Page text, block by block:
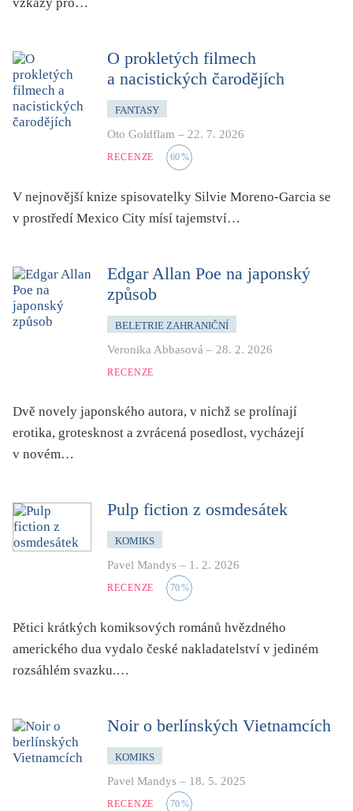
erotica
exil, migrace
experiment
feminismus
folklor
horor, thriller
hudba
humor, groteskno, satira
chudoba, sociální vyloučení
kolonialismus, imperialismus
literární cena
literární kánon (do r. 1890)
moderní klasika (do 60. let)
mystika, magie
náboženství, víra
násilí
nemoc, zdraví, životní styl
nové technologie, AI
obrázková
od 15 let
O prokletých filmech
a nacistických čarodějích
FANTASY
Oto Goldflam – 22. 7. 2026
RECENZE 60%
V nejnovější knize spisovatelky Silvie Moreno-Garcia se
v prostředí Mexico City mísí tajemství…
Edgar Allan Poe na japonský
způsob
BELETRIE ZAHRANIČNÍ
Veronika Abbasová – 28. 2. 2026
RECENZE
Dvě novely japonského autora, v nichž se prolínají
erotika, grotesknost a zvrácená posedlost, vycházejí
v novém…
Pulp fiction z osmdesátek
KOMIKS
Pavel Mandys – 1. 2. 2026
RECENZE 70%
Pětici krátkých komiksových románů hvězdného
amerického dua vydalo české nakladatelství v jediném
rozsáhlém svazku.…
Noir o berlínských Vietnamcích
KOMIKS
Pavel Mandys – 18. 5. 2025
RECENZE 70%